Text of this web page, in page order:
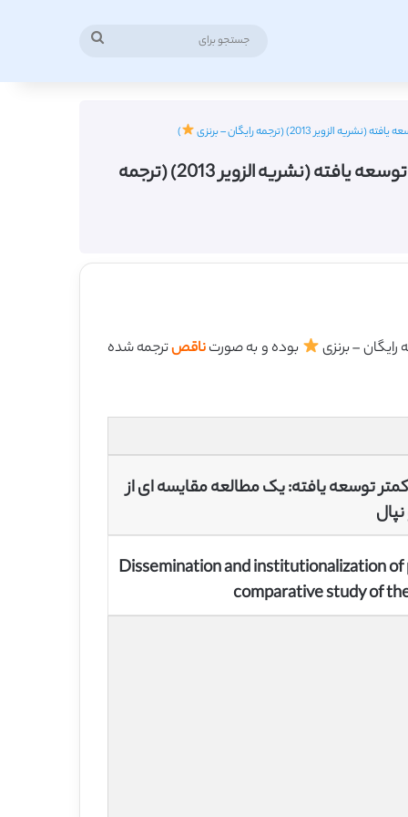
(ترجمه رایگان – برنزی )
دانلود رایگان ترجمه مقاله انتشار و نهادینه سازی اصلاحات حسابداری بخش دولتی در کشورهای کمتر توسعه یافته (نشریه الزویر 2013) (ترجمه
بوده و به صورتناقصترجمه شده
توسعه یافته: یک مطالعه مقایسه ای از
Dissemination and institutionalization
comparative study of